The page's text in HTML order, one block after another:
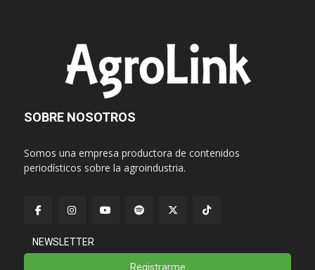
SOBRE NOSOTROS
Somos una empresa productora de contenidos
periodísticos sobre la agroindustria.
NEWSLETTER
Registrarme